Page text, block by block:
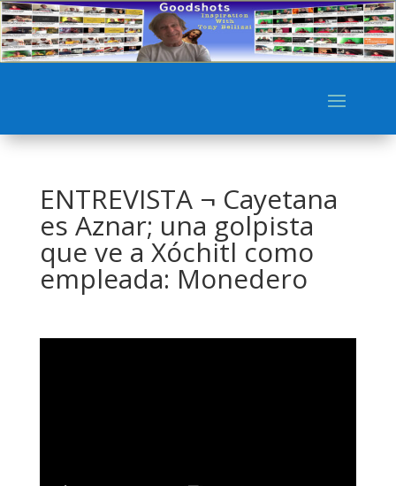
ENTREVISTA ¬ Cayetana
es Aznar; una golpista
que ve a Xóchitl como
empleada: Monedero